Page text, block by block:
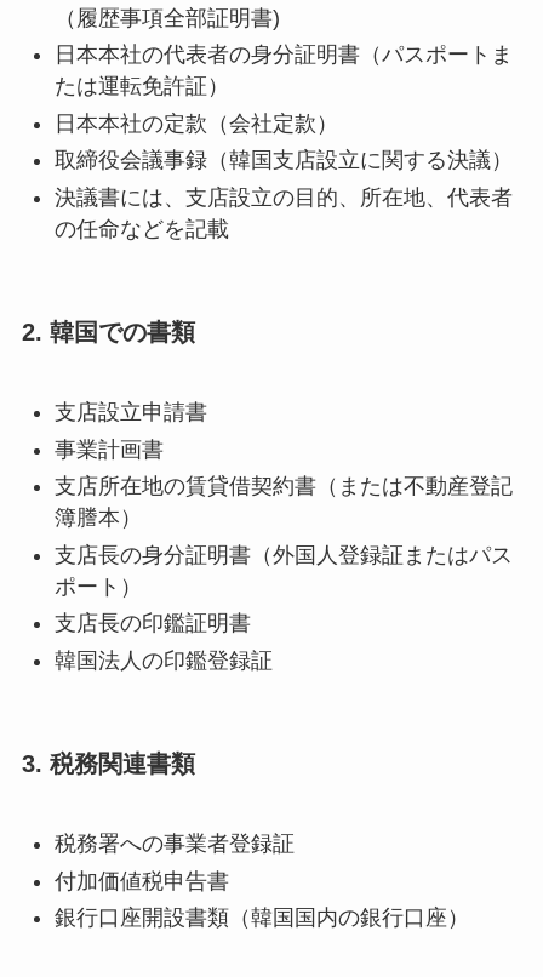
（履歴事項全部証明書)
日本本社の代表者の身分証明書（パスポートま
たは運転免許証）
日本本社の定款（会社定款）
取締役会議事録（韓国支店設立に関する決議）
決議書には、支店設立の目的、所在地、代表者
の任命などを記載
2. 韓国での書類
支店設立申請書
事業計画書
支店所在地の賃貸借契約書（または不動産登記
簿謄本）
支店長の身分証明書（外国人登録証またはパス
ポート）
支店長の印鑑証明書
韓国法人の印鑑登録証
3. 税務関連書類
税務署への事業者登録証
付加価値税申告書
銀行口座開設書類（韓国国内の銀行口座）